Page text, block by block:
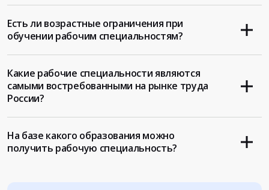
Есть ли возрастные ограничения при
обучении рабочим специальностям?
Какие рабочие специальности являются
самыми востребованными на рынке труда
России?
На базе какого образования можно
получить рабочую специальность?